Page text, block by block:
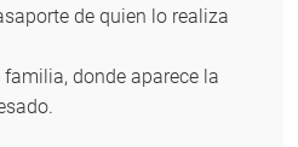
de quien lo realiza
donde aparece la